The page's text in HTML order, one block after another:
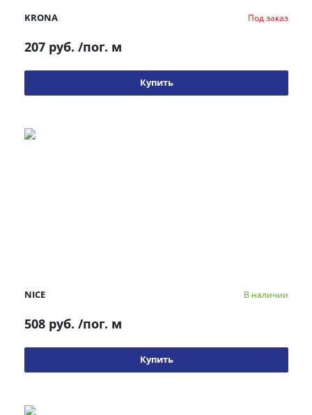
KRONA Под заказ
207 руб. /пог. м
Купить
NICE В наличии
508 руб. /пог. м
Купить